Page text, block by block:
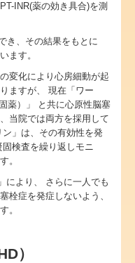
INR(薬の効き具合)を測
き、その結果をもとに
ます。
変化により心房細動が起
ますが、 現在「ワー
薬）」 と共に心原性脳塞
当院では両方を採用して
」は、その有効性を発
検査を繰り返しモニ
。
により、 さらに一人でも
栓症を発症しないよう、
。
）